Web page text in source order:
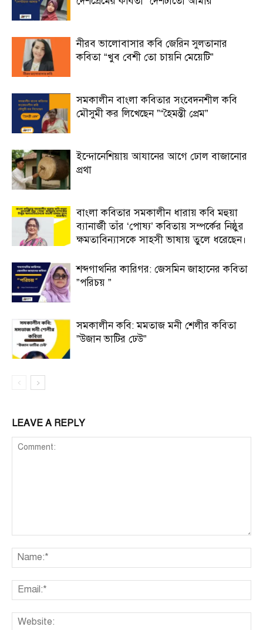
নীরব ভালোবাসার কবি জেরিন সুলতানার
কবিতা “খুব বেশী তো চায়নি মেয়েটি”
সমকালীন বাংলা কবিতার সংবেদনশীল কবি
মৌসুমী কর লিখেছেন ”“হৈমন্তী প্রেম”
ইন্দোনেশিয়ায় আযানের আগে ঢোল বাজানোর
প্রথা
বাংলা কবিতার সমকালীন ধারায় কবি মহুয়া
ব্যানার্জী তাঁর ‘পোষ্য’ কবিতায় সম্পর্কের নিষ্ঠুর
ক্ষমতাবিন্যাসকে সাহসী ভাষায় তুলে ধরেছেন।
শব্দগাথনির কারিগর: জেসমিন জাহানের কবিতা
”পরিচয় ”
সমকালীন কবি: মমতাজ মনী শেলীর কবিতা
”উজান ভাটির ঢেউ”
LEAVE A REPLY